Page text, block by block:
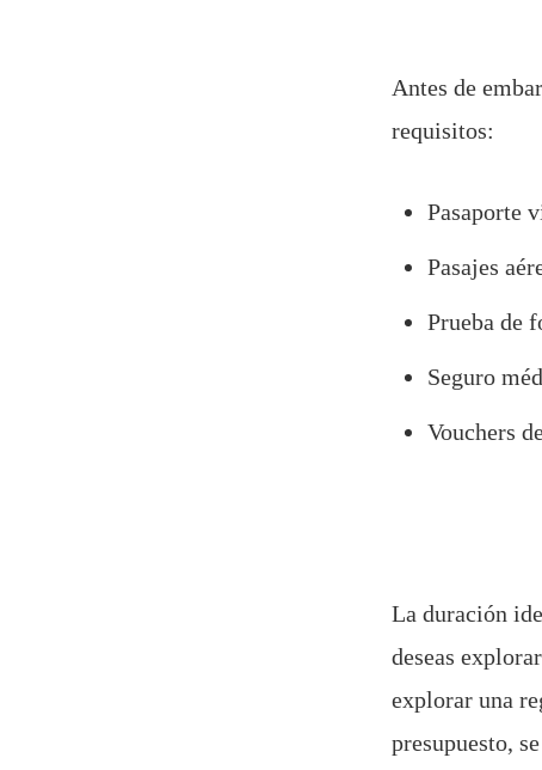
Antes de
requisitos:
Pasaporte
Pasajes
Prueba de
Seguro
Vouchers
La duración
deseas
explorar una
presupuesto,